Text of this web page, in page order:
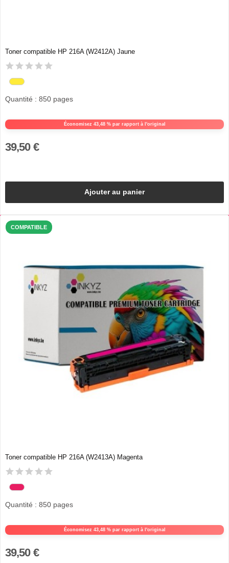
Toner compatible HP 216A (W2412A) Jaune
Économisez 43,48 % par rapport à l'original
Quantité : 850 pages
39,50 €
Ajouter au panier
COMPATIBLE
Toner compatible HP 216A (W2413A) Magenta
Économisez 43,48 % par rapport à l'original
Quantité : 850 pages
39,50 €